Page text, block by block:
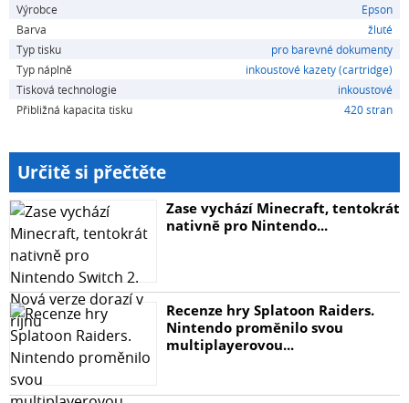
Výrobce
Epson
Barva
žluté
Typ tisku
pro barevné dokumenty
Typ náplně
inkoustové kazety (cartridge)
Tisková technologie
inkoustové
Přibližná kapacita tisku
420 stran
Určitě si přečtěte
Zase vychází Minecraft, tentokrát
nativně pro Nintendo...
Recenze hry Splatoon Raiders.
Nintendo proměnilo svou
multiplayerovou...